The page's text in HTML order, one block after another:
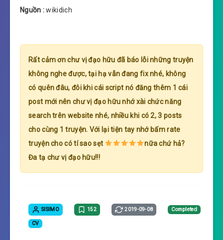
Nguồn :wikidich
Rất cảm ơn chư vị đạo hữu đã báo lỗi những truyện
không nghe được, tại hạ vẫn đang fix nhé, không
có quên đâu, đôi khi cái script nó đăng thêm 1 cái
post mới nên chư vị đạo hữu nhớ xài chức năng
search trên website nhé, nhiều khi có 2, 3 posts
cho cùng 1 truyện. Với lại tiện tay nhớ bấm rate
truyện cho có tí sao sẹt
nữa chứ hả?
Đa tạ chư vị đạo hữu!!!
SISIMO 152 2019-09-08 Completed
CV